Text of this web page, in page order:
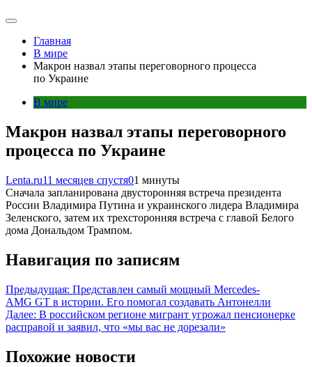
Главная
В мире
Макрон назвал этапы переговорного процесса
по Украине
В мире
Макрон назвал этапы переговорного
процесса по Украине
Lenta.ru11 месяцев спустя01 минуты
Сначала запланирована двусторонняя встреча президента
России Владимира Путина и украинского лидера Владимира
Зеленского, затем их трехсторонняя встреча с главой Белого
дома Дональдом Трампом.
Навигация по записям
Предыдущая: Представлен самый мощный Mercedes-
AMG GT в истории. Его помогал создавать Антонелли
Далее: В российском регионе мигрант угрожал пенсионерке
расправой и заявил, что «мы вас не дорезали»
Похожие новости